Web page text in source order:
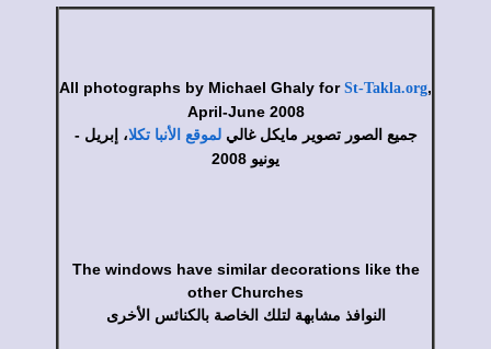
All photographs by Michael Ghaly for St-Takla.org,
April-June 2008
جميع الصور تصوير مايكل غاليلموقع الأنبا تكلا، إبريل -
يونيو 2008
The windows have similar decorations like the
other Churches
النوافذ مشابهة لتلك الخاصة بالكنائس الأخرى